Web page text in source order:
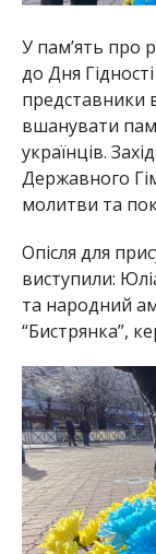
У памʼять про
до Дня
представники
вшанувати
українців.
Державного
молитви та
Опісля для
виступили:
та народний
“Бистрянка”,